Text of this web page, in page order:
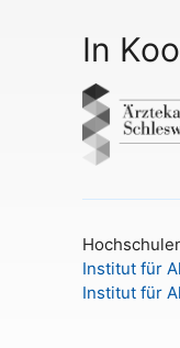
In
Institut für
Institut für